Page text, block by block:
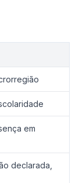
em
declarada,